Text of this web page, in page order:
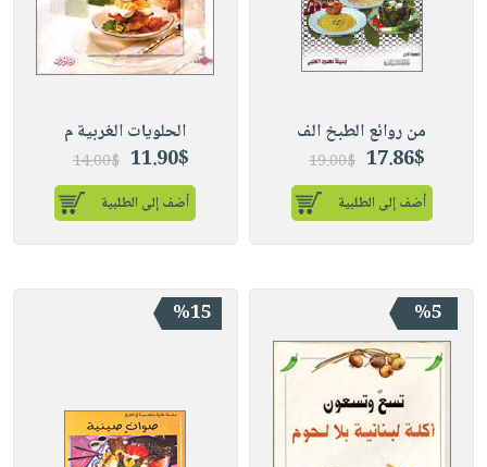
من روائع الطبخ الف
17.86$
19.00$
أضف إلى الطلبية
الحلويات الغربية م
11.90$
14.00$
أضف إلى الطلبية
%5
%15